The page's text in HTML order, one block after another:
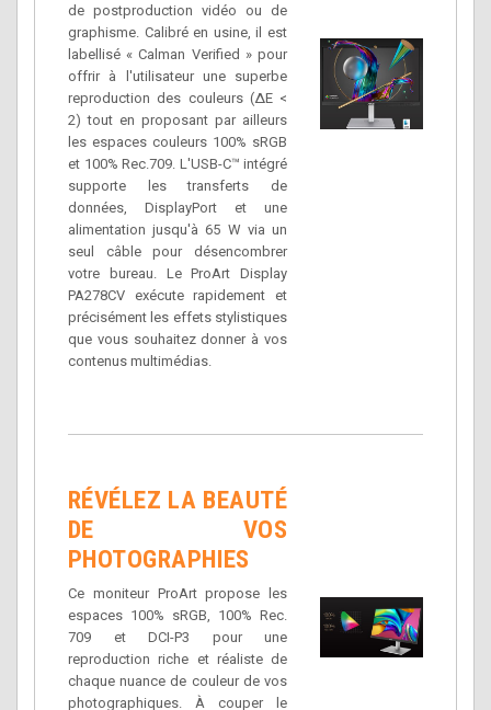
de postproduction vidéo ou de
graphisme. Calibré en usine, il est
labellisé « Calman Verified » pour
offrir à l'utilisateur une superbe
reproduction des couleurs (∆E <
2) tout en proposant par ailleurs
les espaces couleurs 100% sRGB
et 100% Rec.709. L'USB-C™ intégré
supporte les transferts de
données, DisplayPort et une
alimentation jusqu'à 65 W via un
seul câble pour désencombrer
votre bureau. Le ProArt Display
PA278CV exécute rapidement et
précisément les effets stylistiques
que vous souhaitez donner à vos
contenus multimédias.
RÉVÉLEZ LA BEAUTÉ
DE VOS
PHOTOGRAPHIES
Ce moniteur ProArt propose les
espaces 100% sRGB, 100% Rec.
709 et DCI-P3 pour une
reproduction riche et réaliste de
chaque nuance de couleur de vos
photographiques. À couper le